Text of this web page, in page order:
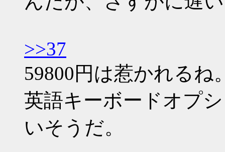
>>37
59800円は惹かれるね
英語キーボードオプ
いそうだ。